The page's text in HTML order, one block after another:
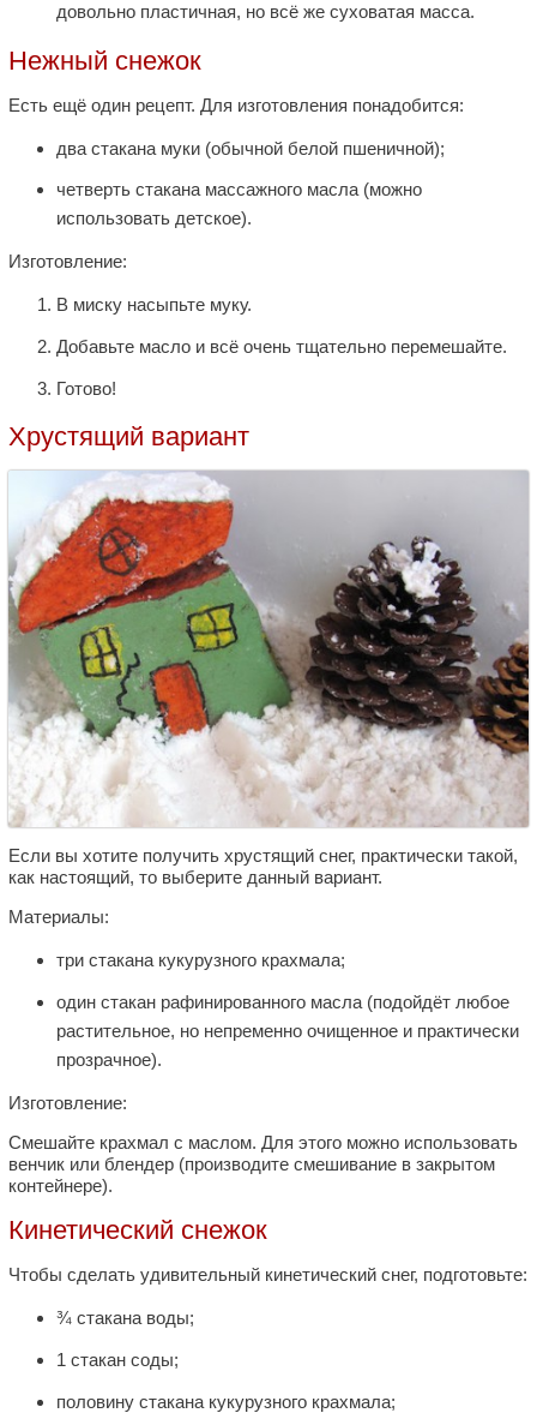
довольно пластичная, но всё же суховатая масса.
Нежный снежок
Есть ещё один рецепт. Для изготовления понадобится:
два стакана муки (обычной белой пшеничной);
четверть стакана массажного масла (можно
использовать детское).
Изготовление:
В миску насыпьте муку.
Добавьте масло и всё очень тщательно перемешайте.
Готово!
Хрустящий вариант
Если вы хотите получить хрустящий снег, практически такой,
как настоящий, то выберите данный вариант.
Материалы:
три стакана кукурузного крахмала;
один стакан рафинированного масла (подойдёт любое
растительное, но непременно очищенное и практически
прозрачное).
Изготовление:
Смешайте крахмал с маслом. Для этого можно использовать
венчик или блендер (производите смешивание в закрытом
контейнере).
Кинетический снежок
Чтобы сделать удивительный кинетический снег, подготовьте:
¾ стакана воды;
1 стакан соды;
половину стакана кукурузного крахмала;